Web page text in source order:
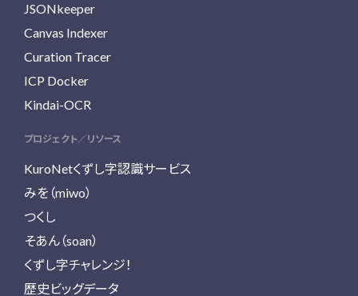
JSONkeeper
Canvas Indexer
Curation Tracer
ICP Docker
Kindai-OCR
プロジェクト／リソース
KuroNetくずし字認識サービス
みを（miwo）
つくし
そあん（soan）
くずし字チャレンジ！
歴史ビッグデータ